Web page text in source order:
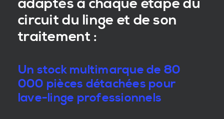
adaptés à chaque étape du
circuit du linge et de son
traitement :
Un stock multimarque de 80
000 pièces détachées pour
lave-linge professionnels